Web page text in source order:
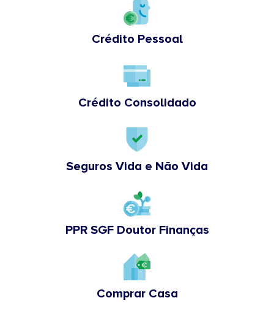
Crédito Pessoal
Crédito Consolidado
Seguros Vida e Não Vida
PPR SGF Doutor Finanças
Comprar Casa